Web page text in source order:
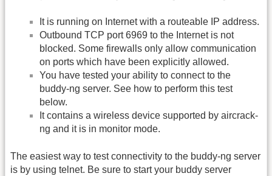
It is running on Internet with a routeable IP address.
Outbound TCP port 6969 to the Internet is not
blocked. Some firewalls only allow communication
on ports which have been explicitly allowed.
You have tested your ability to connect to the
buddy-ng server. See how to perform this test
below.
It contains a wireless device supported by aircrack-
ng and it is in monitor mode.
The easiest way to test connectivity to the buddy-ng server
is by using telnet. Be sure to start your buddy server